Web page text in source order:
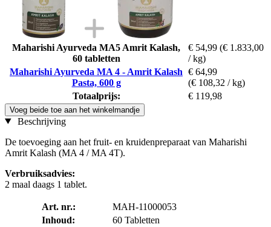
Maharishi Ayurveda MA5 Amrit Kalash,
60 tabletten
€ 54,99 (€ 1.833,00
/ kg)
Maharishi Ayurveda MA 4 - Amrit Kalash
Pasta, 600 g
€ 64,99
(€ 108,32 / kg)
Totaalprijs:
€ 119,98
Voeg beide toe aan het winkelmandje
Beschrijving
De toevoeging aan het fruit- en kruidenpreparaat van Maharishi
Amrit Kalash (MA 4 / MA 4T).
Verbruiksadvies:
2 maal daags 1 tablet.
Art. nr.:
MAH-11000053
Inhoud:
60 Tabletten